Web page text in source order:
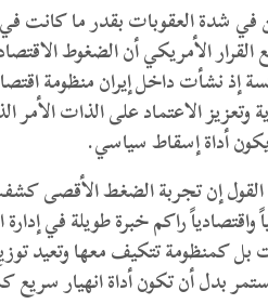
شدة العقوبات بقدر ما كانت في
الأمريكي أن الضغوط
إذ نشأت داخل إيران منظومة
وتعزيز الاعتماد على الذات
أداة إسقاط سياسي.
إن تجربة الضغط الأقصى
راكم خبرة طويلة في
كمنظومة تتكيف معها وتعيد
بدل أن تكون أداة انهيار سريع